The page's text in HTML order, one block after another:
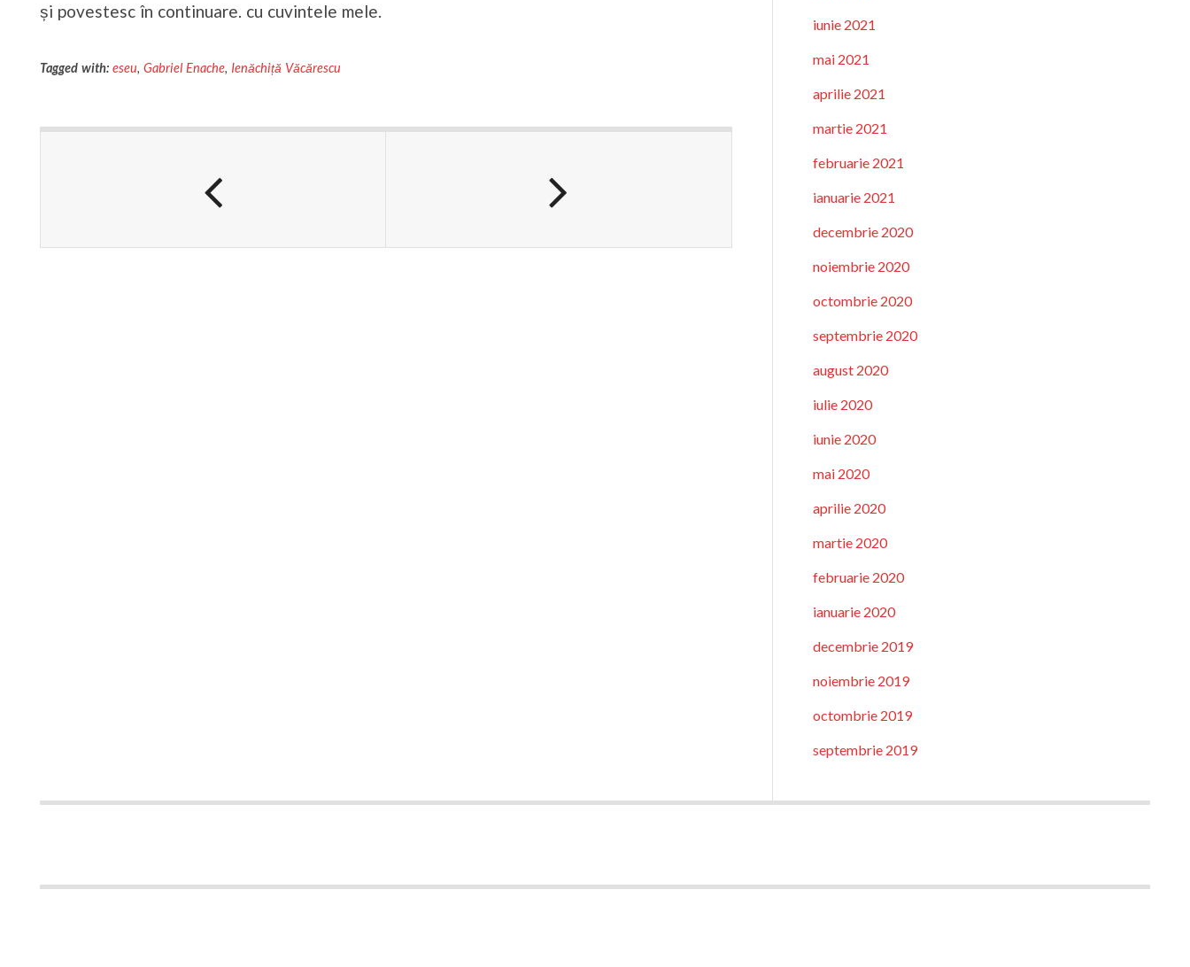
și povestesc în continuare. cu cuvintele mele.
Tagged with: eseu, Gabriel Enache, Ienăchiță Văcărescu
iunie 2021
mai 2021
aprilie 2021
martie 2021
februarie 2021
ianuarie 2021
decembrie 2020
noiembrie 2020
octombrie 2020
septembrie 2020
august 2020
iulie 2020
iunie 2020
mai 2020
aprilie 2020
martie 2020
februarie 2020
ianuarie 2020
decembrie 2019
noiembrie 2019
octombrie 2019
septembrie 2019